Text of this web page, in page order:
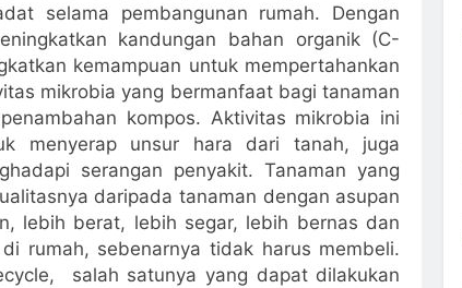
untuk Mewujudkan Masa Depan yang Berkelanjutan
selama pembangunan rumah. Dengan
kandungan bahan organik (C-
kemampuan untuk mempertahankan
mikrobia yang bermanfaat bagi tanaman
kompos. Aktivitas mikrobia ini
menyerap unsur hara dari tanah, juga
serangan penyakit. Tanaman yang
daripada tanaman dengan asupan
lebih berat, lebih segar, lebih bernas dan
rumah, sebenarnya tidak harus membeli.
salah satunya yang dapat dilakukan